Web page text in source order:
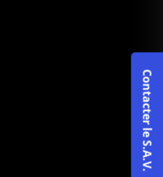
Contacter le S.A.V.